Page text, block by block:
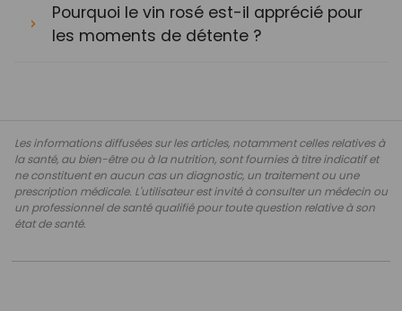
Pourquoi le vin rosé est-il apprécié pour
les moments de détente ?
Les informations diffusées sur les articles, notamment celles relatives à
la santé, au bien-être ou à la nutrition, sont fournies à titre indicatif et
ne constituent en aucun cas un diagnostic, un traitement ou une
prescription médicale. L'utilisateur est invité à consulter un médecin ou
un professionnel de santé qualifié pour toute question relative à son
état de santé.